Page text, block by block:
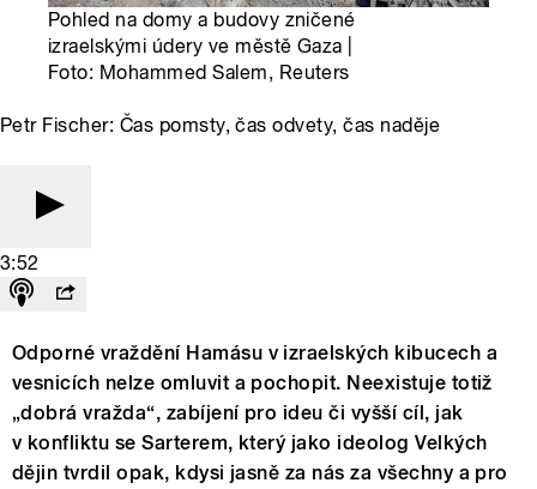
Pohled na domy a budovy zničené
izraelskými údery ve městě Gaza |
Foto: Mohammed Salem, Reuters
Petr Fischer: Čas pomsty, čas odvety, čas naděje
3:52
Odporné vraždění Hamásu v izraelských kibucech a
vesnicích nelze omluvit a pochopit. Neexistuje totiž
„dobrá vražda“, zabíjení pro ideu či vyšší cíl, jak
v konfliktu se Sarterem, který jako ideolog Velkých
dějin tvrdil opak, kdysi jasně za nás za všechny a pro